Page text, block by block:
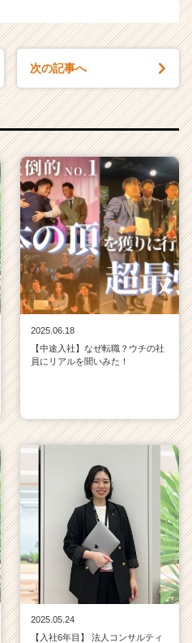
次の記事へ
2025.06.18
【中途入社】なぜ転職？ウチの社
員にリアルを聞いみた！
2025.05.24
【入社6年目】 法人コンサルティ